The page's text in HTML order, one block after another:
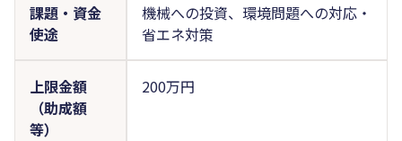
課題・資金
使途
機械への投資、環境問題への対応・
省エネ対策
上限金額
（助成額
等）
200万円